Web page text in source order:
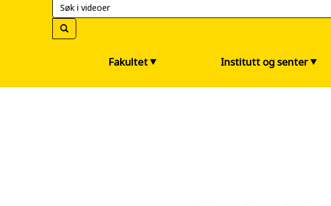
Fakultet Institutt og senter